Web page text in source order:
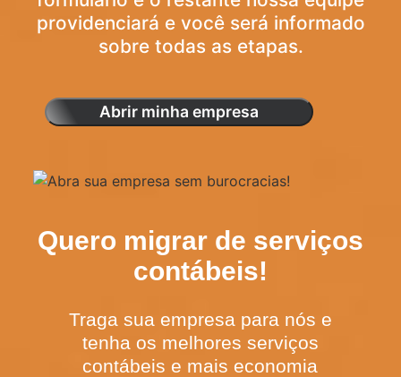
providenciará e você será informado
sobre todas as etapas.
Abrir minha empresa
Quero migrar de serviços
contábeis!
Traga sua empresa para nós e
tenha os melhores serviços
contábeis e mais economia